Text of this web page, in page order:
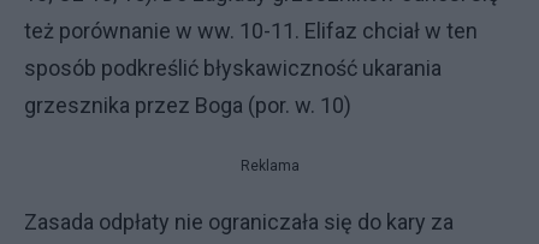
też porównanie w ww. 10-11. Elifaz chciał w ten
sposób podkreślić błyskawiczność uka­rania
grzesznika przez Boga (por. w. 10)
Reklama
Zasada odpłaty nie ograniczała się do kary za